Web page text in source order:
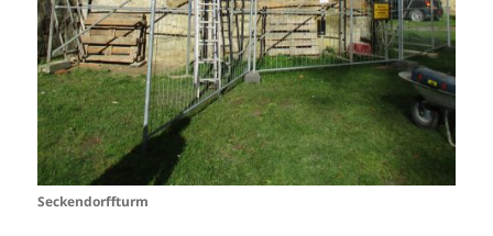
Seckendorffturm